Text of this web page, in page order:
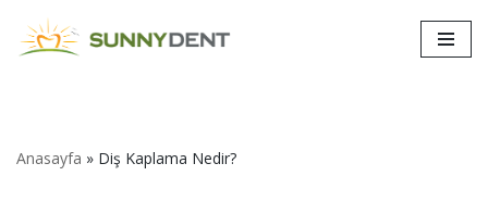
İçeriğe
Anasayfa » Diş Kaplama Nedir?